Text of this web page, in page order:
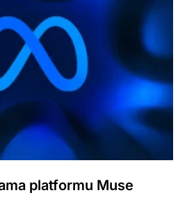
platformu Muse